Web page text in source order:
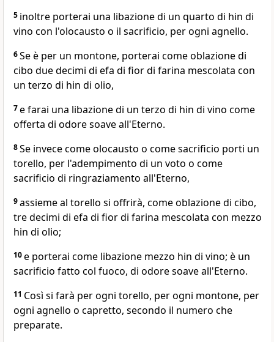
5 inoltre porterai una libazione di un quarto di hin di
vino con l'olocausto o il sacrificio, per ogni agnello.
6Se è per un montone, porterai come oblazione di
cibo due decimi di efa di fior di farina mescolata con
un terzo di hin di olio,
7e farai una libazione di un terzo di hin di vino come
offerta di odore soave all'Eterno.
8Se invece come olocausto o come sacrificio porti un
torello, per l'adempimento di un voto o come
sacrificio di ringraziamento all'Eterno,
9assieme al torello si offrirà, come oblazione di cibo,
tre decimi di efa di fior di farina mescolata con mezzo
hin di olio;
10e porterai come libazione mezzo hin di vino; è un
sacrificio fatto col fuoco, di odore soave all'Eterno.
11 Così si farà per ogni torello, per ogni montone, per
ogni agnello o capretto, secondo il numero che
preparate.